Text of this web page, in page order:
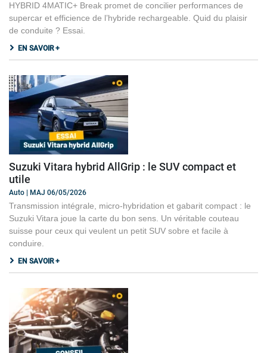
HYBRID 4MATIC+ Break promet de concilier performances de
supercar et efficience de l’hybride rechargeable. Quid du plaisir
de conduite ? Essai.
EN SAVOIR +
Suzuki Vitara hybrid AllGrip : le SUV compact et
utile
Auto | MAJ 06/05/2026
Transmission intégrale, micro-hybridation et gabarit compact : le
Suzuki Vitara joue la carte du bon sens. Un véritable couteau
suisse pour ceux qui veulent un petit SUV sobre et facile à
conduire.
EN SAVOIR +